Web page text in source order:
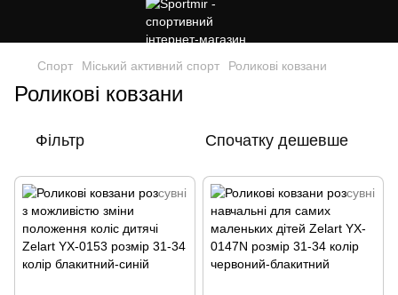
Спорт Міський активний спорт Роликові ковзани
Роликові ковзани
Фільтр Спочатку дешевше